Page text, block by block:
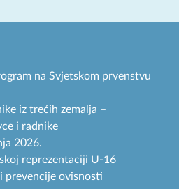
na Svjetskom prvenstvu
iz trećih zemalja –
i radnike
2026.
reprezentaciji U-16
prevencije ovisnosti